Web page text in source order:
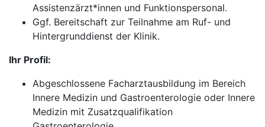
Assistenzärzt*innen und Funktionspersonal.
Ggf. Bereitschaft zur Teilnahme am Ruf- und
Hintergrunddienst der Klinik.
Ihr Profil:
Abgeschlossene Facharztausbildung im Bereich
Innere Medizin und Gastroenterologie oder Innere
Medizin mit Zusatzqualifikation